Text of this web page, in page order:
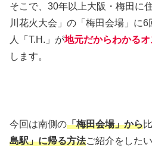
そこで、30年以上大阪・梅田に
川花火大会」の「梅田会場」に
人「T.H.」が地元だからわかる
します。
今回は南側の「梅田会場」から
島駅」に帰る方法ご紹介をした